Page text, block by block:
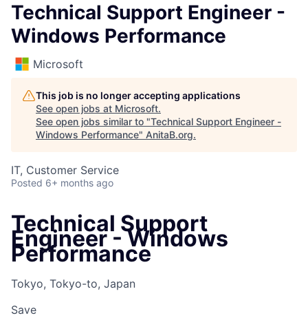
Technical Support Engineer -
Windows Performance
Microsoft
This job is no longer accepting applications
See open jobs at Microsoft.
See open jobs similar to "Technical Support Engineer -
Windows Performance" AnitaB.org.
IT, Customer Service
Posted 6+ months ago
Technical Support
Engineer - Windows
Performance
Tokyo, Tokyo-to, Japan
Save